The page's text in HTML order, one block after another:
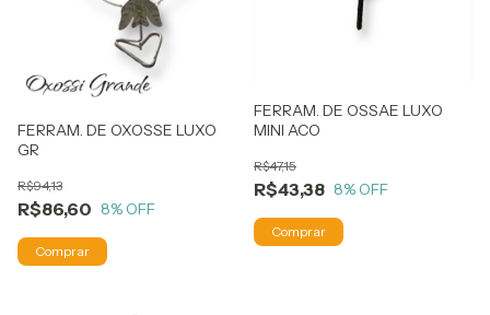
FERRAM. DE OXOSSE LUXO
GR
R$86,60
R$94,13
8% OFF
FERRAM. DE OSSAE LUXO
MINI ACO
R$43,38
R$47,15
8% OFF